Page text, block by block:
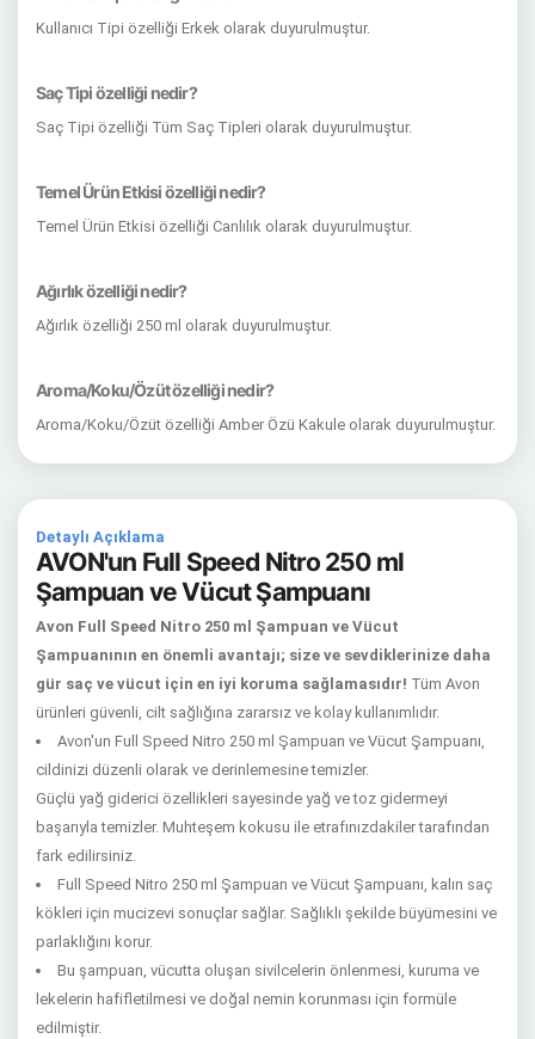
Kullanıcı Tipi özelliği Erkek olarak duyurulmuştur.
Saç Tipi özelliği nedir?
Saç Tipi özelliği Tüm Saç Tipleri olarak duyurulmuştur.
Temel Ürün Etkisi özelliği nedir?
Temel Ürün Etkisi özelliği Canlılık olarak duyurulmuştur.
Ağırlık özelliği nedir?
Ağırlık özelliği 250 ml olarak duyurulmuştur.
Aroma/Koku/Özüt özelliği nedir?
Aroma/Koku/Özüt özelliği Amber Özü Kakule olarak duyurulmuştur.
Detaylı Açıklama
AVON'un Full Speed Nitro 250 ml
Şampuan ve Vücut Şampuanı
Avon Full Speed Nitro 250 ml Şampuan ve Vücut
Şampuanının en önemli avantajı; size ve sevdiklerinize daha
gür saç ve vücut için en iyi koruma sağlamasıdır! Tüm Avon
ürünleri güvenli, cilt sağlığına zararsız ve kolay kullanımlıdır.
Avon'un Full Speed Nitro 250 ml Şampuan ve Vücut Şampuanı,
cildinizi düzenli olarak ve derinlemesine temizler.
Güçlü yağ giderici özellikleri sayesinde yağ ve toz gidermeyi
başarıyla temizler. Muhteşem kokusu ile etrafınızdakiler tarafından
fark edilirsiniz.
Full Speed Nitro 250 ml Şampuan ve Vücut Şampuanı, kalın saç
kökleri için mucizevi sonuçlar sağlar. Sağlıklı şekilde büyümesini ve
parlaklığını korur.
Bu şampuan, vücutta oluşan sivilcelerin önlenmesi, kuruma ve
lekelerin hafifletilmesi ve doğal nemin korunması için formüle
edilmiştir.